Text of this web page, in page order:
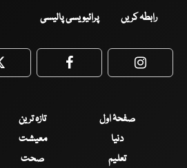
رابطہ کریں پرائیویسی پالیسی
Twitter Facebook
صفحۂ اول تازہ ترین
دنیا
معیشت
تعلیم
صحت